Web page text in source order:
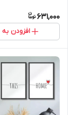
631,000
افزودن